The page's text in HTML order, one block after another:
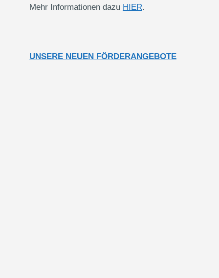
Mehr Informationen dazu HIER.
UNSERE NEUEN FÖRDERANGEBOTE